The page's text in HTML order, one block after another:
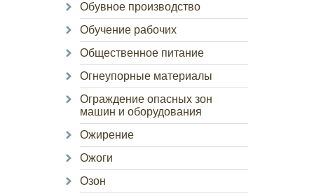
Обувное производство
Обучение рабочих
Общественное питание
Огнеупорные материалы
Ограждение опасных зон
машин и оборудования
Ожирение
Ожоги
Озон